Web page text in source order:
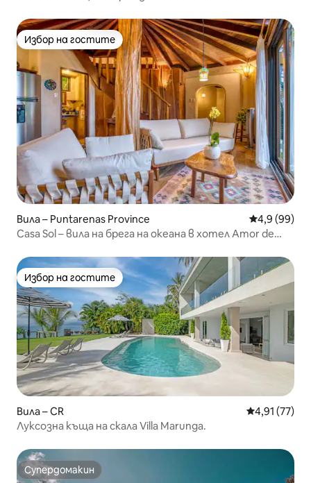
Избор на гостите
Избор на гостите
Вила – Puntarenas Province Средна
4,9 (99)
Casa Sol – вила на брега на океана в хотел Amor de
Избор на гостите
Избор на гостите
Вила – CR Средна
4,91 (77)
Луксозна къща на скала Villa Marunga.
Супердомакин
Супердомакин